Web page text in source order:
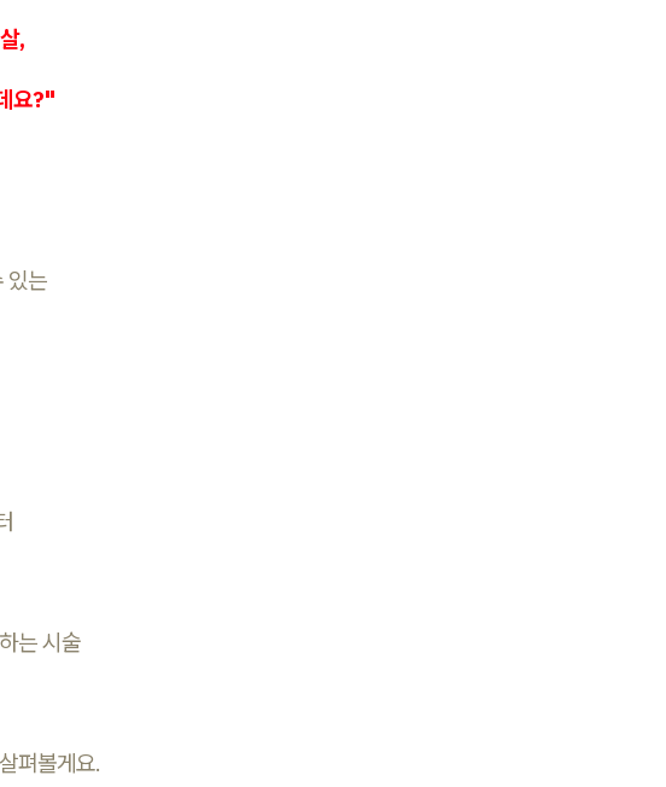
,
요?"
있는
는 시술
펴볼게요.